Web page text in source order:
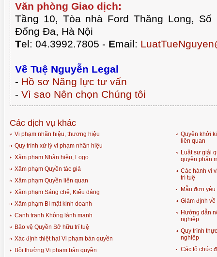
Văn phòng Giao dịch:
Tầng 10, Tòa nhà Ford Thăng Long, Số
Đống Đa, Hà Nội
Tel: 04.3992.7805 - Email:
Về Tuệ Nguyễn Legal
- Hồ sơ Năng lực tư vấn
- Vì sao Nên chọn Chúng tôi
Các dịch vụ khác
Vi phạm nhãn hiệu, thương hiệu
Quy trình xử lý vi phạm nhãn hiệu
Xâm phạm Nhãn hiệu, Logo
Xâm phạm Quyền tác giả
Xâm phạm Quyền liên quan
Xâm phạm Sáng chế, Kiểu dáng
Xâm phạm Bí mật kinh doanh
Cạnh tranh Không lành mạnh
Bảo vệ Quyền Sở hữu trí tuệ
Xác định thiệt hại Vi phạm bản quyền
Bồi thường Vi phạm bản quyền
Quyền khởi
liên quan
Luật sư giải
quyền phần
Các hành vi
trí tuệ
Mẫu đơn
Giám định
Hướng dẫn
nghiệp
Quy trình
nghiệp
Các tổ chức